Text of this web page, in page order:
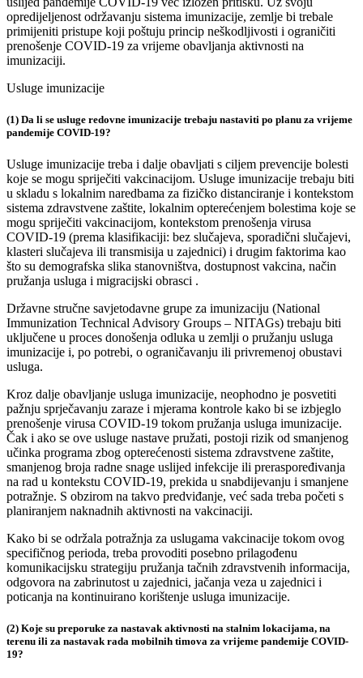
opredijeljenost održavanju sistema imunizacije, zemlje bi trebale
primijeniti pristupe koji poštuju princip neškodljivosti i ograničiti
prenošenje COVID-19 za vrijeme obavljanja aktivnosti na
imunizaciji.
Usluge imunizacije
(1) Da li se usluge redovne imunizacije trebaju nastaviti po planu za vrijeme
pandemije COVID-19?
Usluge imunizacije treba i dalje obavljati s ciljem prevencije bolesti
koje se mogu spriječiti vakcinacijom. Usluge imunizacije trebaju biti
u skladu s lokalnim naredbama za fizičko distanciranje i kontekstom
sistema zdravstvene zaštite, lokalnim opterećenjem bolestima koje se
mogu spriječiti vakcinacijom, kontekstom prenošenja virusa
COVID-19 (prema klasifikaciji: bez slučajeva, sporadični slučajevi,
klasteri slučajeva ili transmisija u zajednici) i drugim faktorima kao
što su demografska slika stanovništva, dostupnost vakcina, način
pružanja usluga i migracijski obrasci .
Državne stručne savjetodavne grupe za imunizaciju (National
Immunization Technical Advisory Groups – NITAGs) trebaju biti
uključene u proces donošenja odluka u zemlji o pružanju usluga
imunizacije i, po potrebi, o ograničavanju ili privremenoj obustavi
usluga.
Kroz dalje obavljanje usluga imunizacije, neophodno je posvetiti
pažnju sprječavanju zaraze i mjerama kontrole kako bi se izbjeglo
prenošenje virusa COVID-19 tokom pružanja usluga imunizacije.
Čak i ako se ove usluge nastave pružati, postoji rizik od smanjenog
učinka programa zbog opterećenosti sistema zdravstvene zaštite,
smanjenog broja radne snage uslijed infekcije ili preraspoređivanja
na rad u kontekstu COVID-19, prekida u snabdijevanju i smanjene
potražnje. S obzirom na takvo predviđanje, već sada treba početi s
planiranjem naknadnih aktivnosti na vakcinaciji.
Kako bi se održala potražnja za uslugama vakcinacije tokom ovog
specifičnog perioda, treba provoditi posebno prilagođenu
komunikacijsku strategiju pružanja tačnih zdravstvenih informacija,
odgovora na zabrinutost u zajednici, jačanja veza u zajednici i
poticanja na kontinuirano korištenje usluga imunizacije.
(2) Koje su preporuke za nastavak aktivnosti na stalnim lokacijama, na
terenu ili za nastavak rada mobilnih timova za vrijeme pandemije COVID-
19?